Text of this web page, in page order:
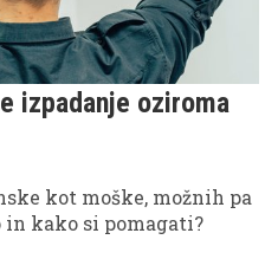
izpadanje oziroma
kot moške, možnih pa
in kako si pomagati?